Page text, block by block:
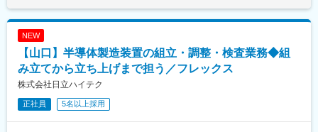
先輩又は上司と客先同行訪問・製造現場に出向くなど、実践的育
成プランが主となります。
先輩同行や展示会参加を通じて知識を習得。中途入社の先輩も多
から挑戦しやすい環境です。早ければ3年で大手メーカー案件を主
NEW
【山口】半導体製造装置の組立・調整・検査業務◆組
み立てから立ち上げまで担う／フレックス
株式会社日立ハイテク
正社員 5名以上採用